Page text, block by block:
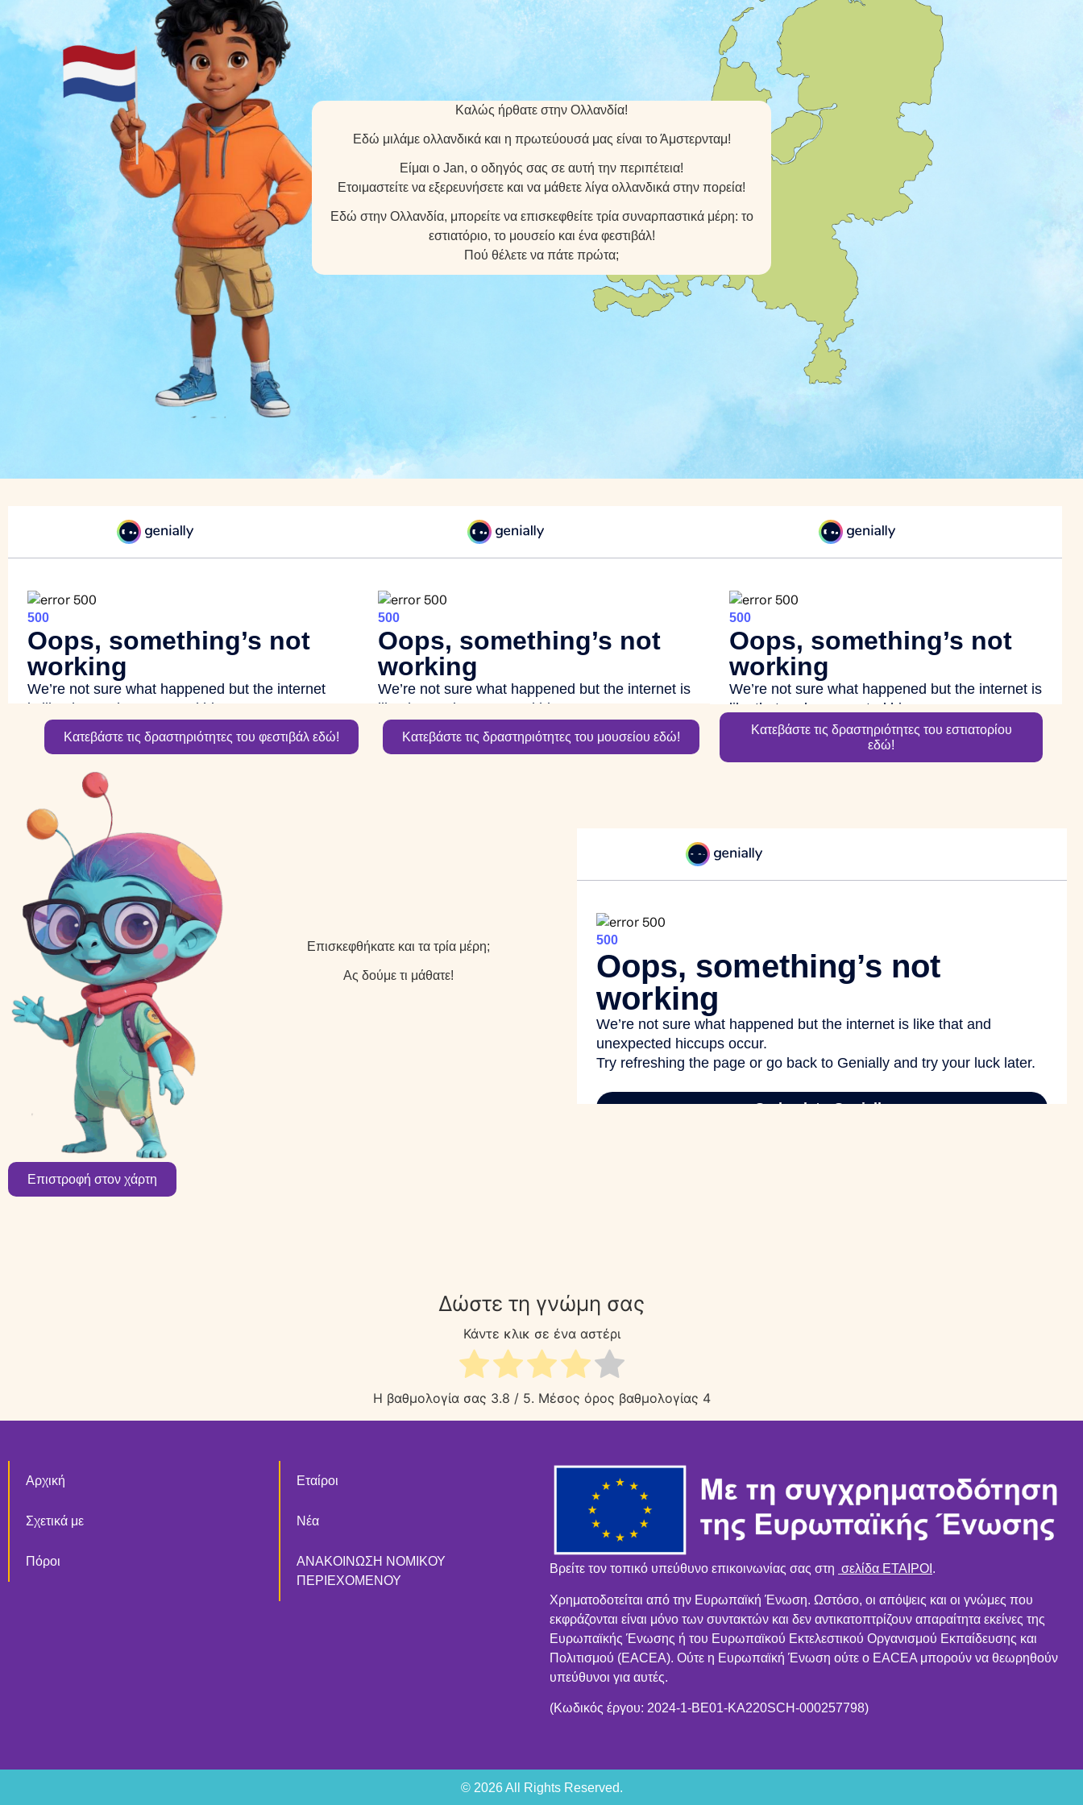
Καλώς ήρθατε στην Ολλανδία!
Εδώ μιλάμε ολλανδικά και η πρωτεύουσά μας είναι το Άμστερνταμ!
Είμαι ο Jan, ο οδηγός σας σε αυτή την περιπέτεια!
Ετοιμαστείτε να εξερευνήσετε και να μάθετε λίγα ολλανδικά στην πορεία!
Εδώ στην Ολλανδία, μπορείτε να επισκεφθείτε τρία συναρπαστικά μέρη: το
εστιατόριο, το μουσείο και ένα φεστιβάλ!
Πού θέλετε να πάτε πρώτα;
Κατεβάστε τις δραστηριότητες του φεστιβάλ εδώ! Κατεβάστε τις δραστηριότητες του μουσείου εδώ!
Κατεβάστε τις δραστηριότητες του εστιατορίου
εδώ!
Επισκεφθήκατε και τα τρία μέρη;
Ας δούμε τι μάθατε!
Επιστροφή στον χάρτη
Δώστε τη γνώμη σας
Κάντε κλικ σε ένα αστέρι
Η βαθμολογία σας 3.8 / 5. Μέσος όρος βαθμολογίας 4
Αρχική
Σχετικά με
Πόροι
Εταίροι
Νέα
ΑΝΑΚΟΙΝΩΣΗ ΝΟΜΙΚΟΥ
ΠΕΡΙΕΧΟΜΕΝΟΥ
Βρείτε τον τοπικό υπεύθυνο επικοινωνίας σας στη σελίδα ΕΤΑΙΡΟΙ .
Χρηματοδοτείται από την Ευρωπαϊκή Ένωση. Ωστόσο, οι απόψεις και οι γνώμες που
εκφράζονται είναι μόνο των συντακτών και δεν αντικατοπτρίζουν απαραίτητα εκείνες της
Ευρωπαϊκής Ένωσης ή του Ευρωπαϊκού Εκτελεστικού Οργανισμού Εκπαίδευσης και
Πολιτισμού (EACEA). Ούτε η Ευρωπαϊκή Ένωση ούτε ο EACEA μπορούν να θεωρηθούν
υπεύθυνοι για αυτές.
(Κωδικός έργου: 2024-1-BE01-KA220SCH-000257798)
© 2026 All Rights Reserved.